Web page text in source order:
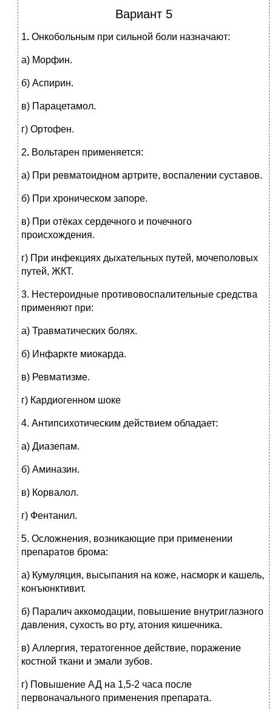
Вариант 5
1. Онкобольным при сильной боли назначают:
а) Морфин.
б) Аспирин.
в) Парацетамол.
г) Ортофен.
2. Вольтарен применяется:
а) При ревматоидном артрите, воспалении суставов.
б) При хроническом запоре.
в) При отёках сердечного и почечного
происхождения.
г) При инфекциях дыхательных путей, мочеполовых
путей, ЖКТ.
3. Нестероидные противовоспалительные средства
применяют при:
а) Травматических болях.
б) Инфаркте миокарда.
в) Ревматизме.
г) Кардиогенном шоке
4. Антипсихотическим действием обладает:
а) Диазепам.
б) Аминазин.
в) Корвалол.
г) Фентанил.
5. Осложнения, возникающие при применении
препаратов брома:
а) Кумуляция, высыпания на коже, насморк и кашель,
конъюнктивит.
б) Паралич аккомодации, повышение внутриглазного
давления, сухость во рту, атония кишечника.
в) Аллергия, тератогенное действие, поражение
костной ткани и эмали зубов.
г) Повышение АД на 1,5-2 часа после
первоначального применения препарата.